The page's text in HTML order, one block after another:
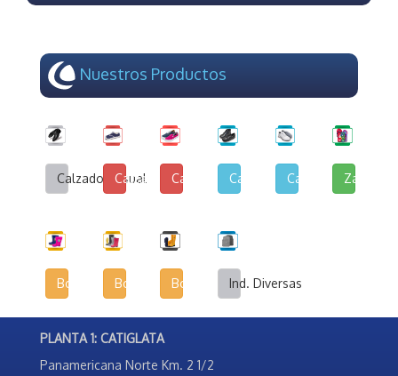
Nuestros Productos
Calzado CasualCalzado de Lona y Cuerina
Calzado de Lona Urbana
Calzado EscolarCalzado Deportivo
Botas InfantilesBotas AgrícolasBotas de Seguridad Industrial
Ind. Diversas
PLANTA 1: CATIGLATA
Panamericana Norte Km. 2 1/2